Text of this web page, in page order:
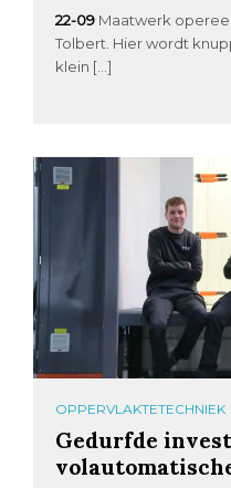
22-09 Maatwerk
Tolbert. Hier wordt
klein […]
OPPERVLAKTETECHNIEK
Gedurfde